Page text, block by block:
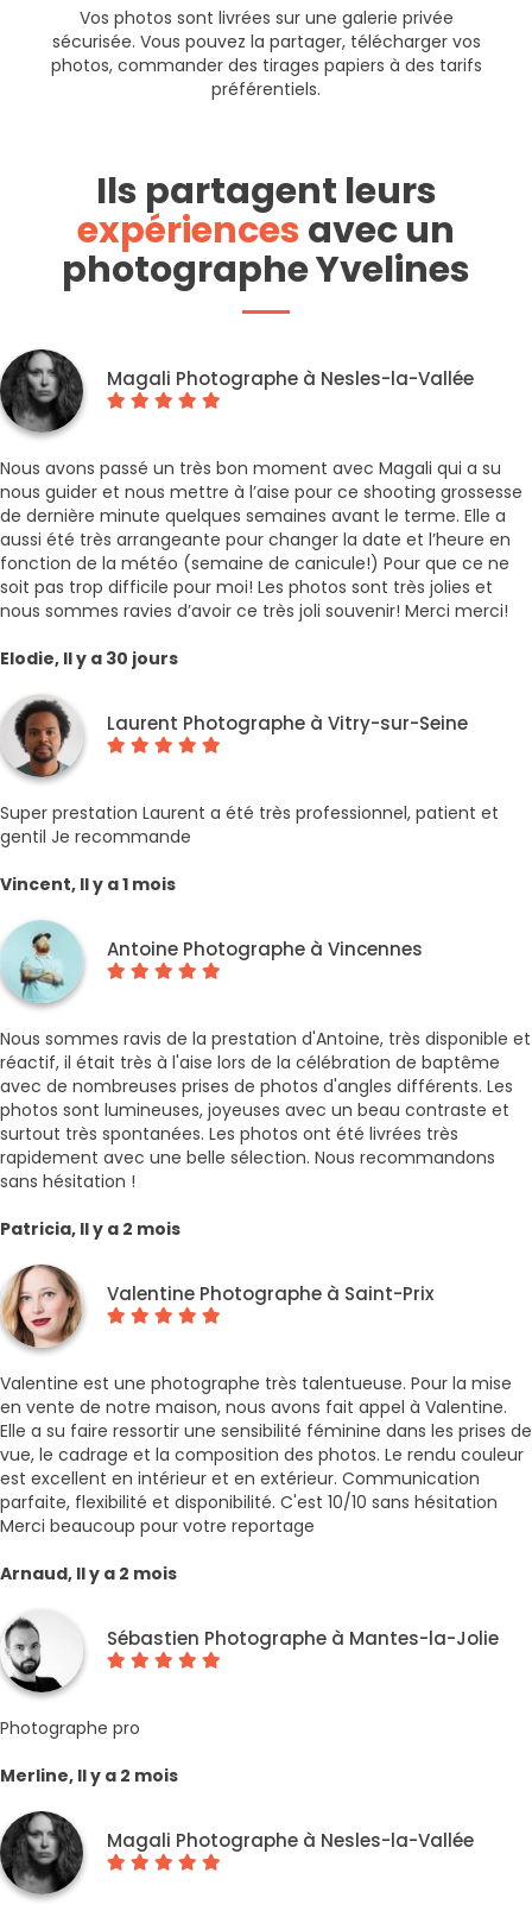
Vos photos sont livrées sur une galerie privée
sécurisée. Vous pouvez la partager, télécharger vos
photos, commander des tirages papiers à des tarifs
préférentiels.
Ils partagent leurs
expériencesavec un
photographe Yvelines
Magali Photographe à Nesles-la-Vallée
Nous avons passé un très bon moment avec Magali qui a su
nous guider et nous mettre à l’aise pour ce shooting grossesse
de dernière minute quelques semaines avant le terme. Elle a
aussi été très arrangeante pour changer la date et l’heure en
fonction de la météo (semaine de canicule!) Pour que ce ne
soit pas trop difficile pour moi! Les photos sont très jolies et
nous sommes ravies d’avoir ce très joli souvenir! Merci merci!
Elodie, Il y a 30 jours
Laurent Photographe à Vitry-sur-Seine
Super prestation Laurent a été très professionnel, patient et
gentil Je recommande
Vincent, Il y a 1 mois
Antoine Photographe à Vincennes
Nous sommes ravis de la prestation d'Antoine, très disponible et
réactif, il était très à l'aise lors de la célébration de baptême
avec de nombreuses prises de photos d'angles différents. Les
photos sont lumineuses, joyeuses avec un beau contraste et
surtout très spontanées. Les photos ont été livrées très
rapidement avec une belle sélection. Nous recommandons
sans hésitation !
Patricia, Il y a 2 mois
Valentine Photographe à Saint-Prix
Valentine est une photographe très talentueuse. Pour la mise
en vente de notre maison, nous avons fait appel à Valentine.
Elle a su faire ressortir une sensibilité féminine dans les prises de
vue, le cadrage et la composition des photos. Le rendu couleur
est excellent en intérieur et en extérieur. Communication
parfaite, flexibilité et disponibilité. C'est 10/10 sans hésitation
Merci beaucoup pour votre reportage
Arnaud, Il y a 2 mois
Sébastien Photographe à Mantes-la-Jolie
Photographe pro
Merline, Il y a 2 mois
Magali Photographe à Nesles-la-Vallée